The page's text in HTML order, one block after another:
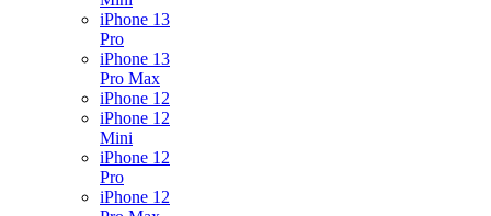
iPhone 13
Pro
iPhone 13
Pro Max
iPhone 12
iPhone 12
Mini
iPhone 12
Pro
iPhone 12